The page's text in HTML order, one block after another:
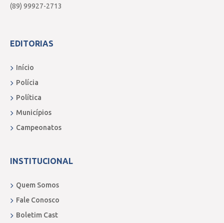
(89) 99927-2713
EDITORIAS
Início
Polícia
Política
Municípios
Campeonatos
INSTITUCIONAL
Quem Somos
Fale Conosco
Boletim Cast